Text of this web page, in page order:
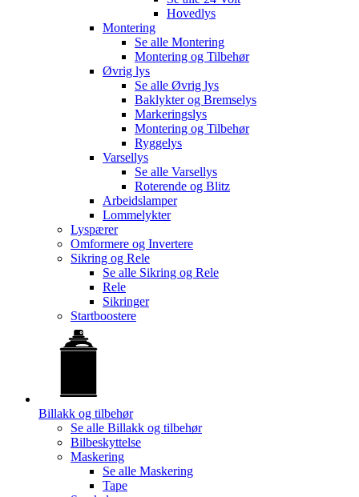
Hovedlys
Montering
Se alle Montering
Montering og Tilbehør
Øvrig lys
Se alle Øvrig lys
Baklykter og Bremselys
Markeringslys
Montering og Tilbehør
Ryggelys
Varsellys
Se alle Varsellys
Roterende og Blitz
Arbeidslamper
Lommelykter
Lyspærer
Omformere og Invertere
Sikring og Rele
Se alle Sikring og Rele
Rele
Sikringer
Startboostere
Billakk og tilbehør
Se alle Billakk og tilbehør
Bilbeskyttelse
Maskering
Se alle Maskering
Tape